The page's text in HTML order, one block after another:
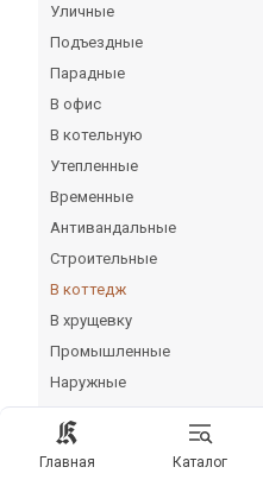
Уличные
Подъездные
Парадные
В офис
В котельную
Утепленные
Временные
Антивандальные
Строительные
В коттедж
В хрущевку
Промышленные
Наружные
Сейфового типа
На веранду
Главная Каталог